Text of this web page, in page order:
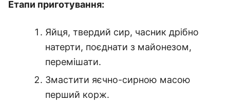
Етапи приготування:
Яйця, твердий сир, часник дрібно
натерти, поєднати з майонезом,
перемішати.
Змастити яєчно-сирною масою
перший корж.